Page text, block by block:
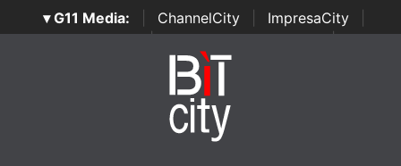
▾ G11 Media: ChannelCity ImpresaCity
SecurityOpenLab | Italian Channel Awards | Italian
Italian Security Awards